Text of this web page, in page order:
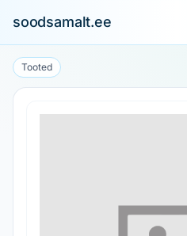
soodsamalt.ee
Tooted